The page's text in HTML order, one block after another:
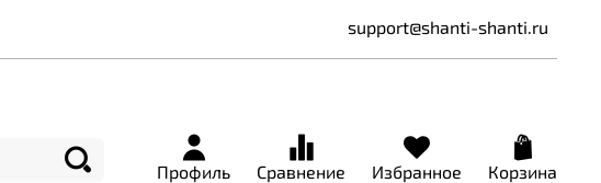
support@shanti-shanti.ru
Профиль Сравнение Избранное Корзина